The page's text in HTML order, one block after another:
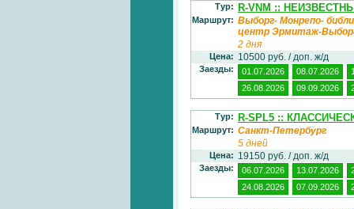
Тур: R-VNM ::
Маршрут: Выборг- Монрепо-
центр Эрмитаж-
2 дня
Цена: 10500 руб. / доп. ж/д
Заезды: 01.07.2026 08.07.2026
26.08.2026
09.09.2026
Тур: R-SPL5 ::
Маршрут: Санкт-Петербург
5 дней
Цена: 19150 руб. / доп. ж/д
Заезды: 06.07.2026 13.07.2026
24.08.2026
07.09.2026